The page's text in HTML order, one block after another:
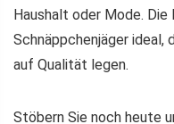
Haushalt oder Mode.
Schnäppchenjäger ideal,
auf Qualität legen.
Stöbern Sie noch heute